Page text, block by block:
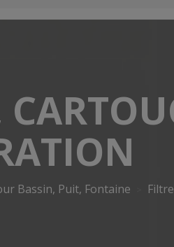
Bassin, Puit, Fontaine